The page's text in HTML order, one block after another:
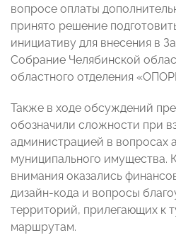
вопросе оплаты
принято решение
инициативу для внесения в
Собрание Челябинской
областного отделения
Также в ходе обсуждений
обозначили сложности при
администрацией в вопросах
муниципального имущества.
внимания оказались
дизайн-кода и вопросы
территорий, прилегающих к
маршрутам.